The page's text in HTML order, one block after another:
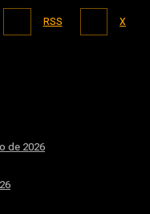
RSS X
de 2026